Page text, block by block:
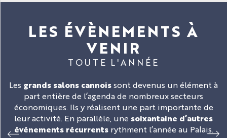
LES ÉVÈNEMENTS À
VENIR
TOUTE L'ANNÉE
Les grands salons cannoissont devenus un élément à
part entière de l’agenda de nombreux secteurs
économiques. Ils y réalisent une part importante de
leur activité. En parallèle, une soixantaine d’autres
événements récurrentsrythment l’année au Palais.